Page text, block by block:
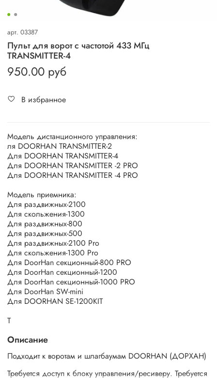
арт. 03387
Пульт для ворот с частотой 433 МГц
TRANSMITTER-4
950.00 руб
В избранное
Модель дистанционного управления:
ля DOORHAN TRANSMITTER-2
Для DOORHAN TRANSMITTER-4
Для DOORHAN TRANSMITTER -2 PRO
Для DOORHAN TRANSMITTER -4 PRO
Модель приемника:
Для раздвижных-2100
Для скольжения-1300
Для раздвижных-800
Для раздвижных-500
Для раздвижных-2100 Pro
Для скольжения-1300 Pro
Для DoorHan секционный-800 PRO
Для DoorHan секционный-1200
Для DoorHan секционный-1000 PRO
Для DoorHan SW-mini
Для DOORHAN SE-1200KIT
Т
Описание
Подходит к воротам и шлагбаумам DOORHAN (ДОРХАН)
Требуется доступ к блоку управления/ресиверу. Требуется